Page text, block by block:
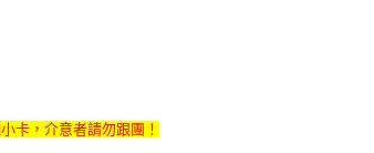
上)免運費
卡，介意者請勿跟團！